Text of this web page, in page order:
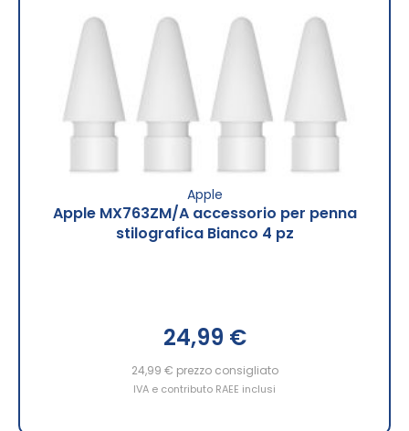
Apple
Apple MX763ZM/A accessorio per penna
stilografica Bianco 4 pz
24,99 €
24,99 € prezzo consigliato
IVA e contributo RAEE inclusi